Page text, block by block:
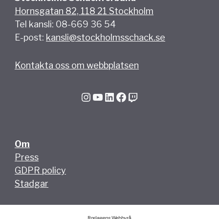
Hornsgatan 82, 118 21 Stockholm
Tel kansli: 08-669 36 54
E-post: kansli@stockholmsschack.se
Kontakta oss om webbplatsen
InstagramYouTube LinkedIn Facebook Twitch
Om
Press
GDPR policy
Stadgar